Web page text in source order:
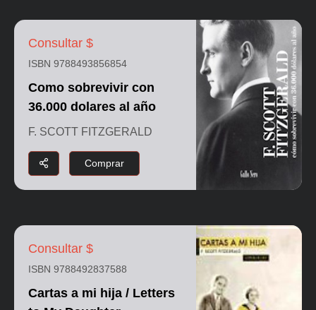
Consultar $
ISBN 9788493856854
Como sobrevivir con
36.000 dolares al año
F. SCOTT FITZGERALD
Comprar
Consultar $
ISBN 9788492837588
Cartas a mi hija / Letters